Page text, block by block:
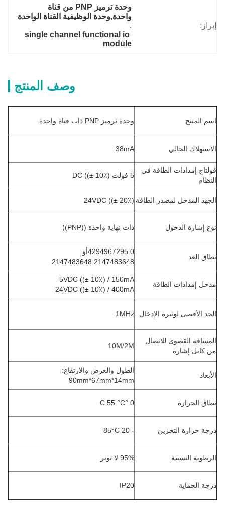
إبراز:
وحدة ترميز PNP من قناة
واحدة,وحدة الوظيفية القناة الواحدة
,
single channel functional io
module
وصف المنتج
اسم المنتج وحدة ترميز PNP ذات قناة واحدة
الاستهلاك الحالي 38mA
فولتاج إمدادات الطاقة في
النظام
5 فولت DC ((± 10٪)
الجهد المدخل لمصدر الطاقة24VDC ((± 20٪)
نوع إشارة الدخول ذات نهاية واحدة ((PNP))
نطاق العد
0 4294967295أو
2147483648 2147483648
مدخل إمدادات الطاقة
5VDC ((± 10٪) / 150mA
24VDC ((± 10٪) / 400mA
الحد الأقصى لوتيرة الإدخال 1MHz
المسافة القصوى للاتصال
من كابل إشارة
10M/2M
الأبعاد
الطول والعرض والارتفاع:
90mm*67mm*14mm
نطاق الحرارة 0 °C 55 °C
درجة حرارة التخزين - 20 85°C
الرطوبة النسبية 95% لا توتر
درجة الحماية IP20